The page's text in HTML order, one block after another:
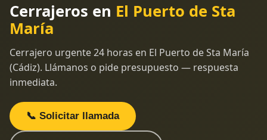
Cerrajeros en El Puerto de Sta
María
Cerrajero urgente 24 horas en El Puerto de Sta María
(Cádiz). Llámanos o pide presupuesto — respuesta
inmediata.
📞 Solicitar llamada